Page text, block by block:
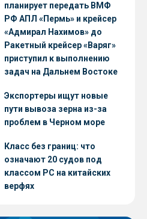
планирует передать ВМФ
РФ АПЛ «Пермь» и крейсер
«Адмирал Нахимов» до
конца 2026 года
Ракетный крейсер «Варяг»
приступил к выполнению
задач на Дальнем Востоке
Экспортеры ищут новые
пути вывоза зерна из-за
проблем в Черном море
Класс без границ: что
означают 20 судов под
классом РС на китайских
верфях